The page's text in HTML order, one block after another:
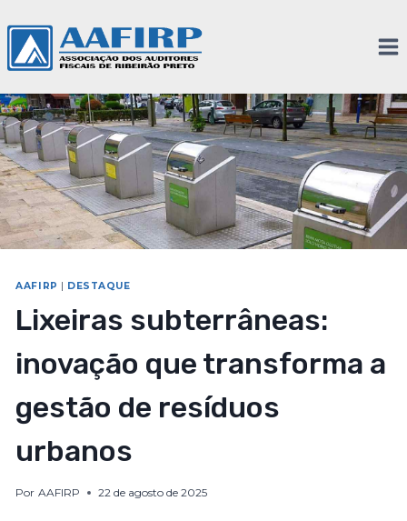
AAFIRP DESTAQUE
Lixeiras subterrâneas:
inovação que transforma a
gestão de resíduos
urbanos
Por AAFIRP 22 de agosto de 2025